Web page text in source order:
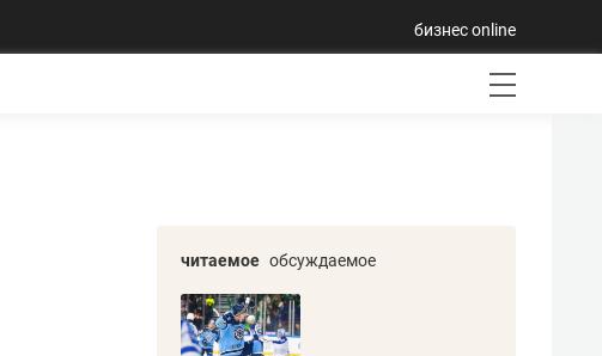
бизнес online
читаемое обсуждаемое